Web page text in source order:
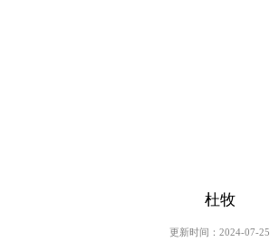
杜牧
更新时间：2024-07-25